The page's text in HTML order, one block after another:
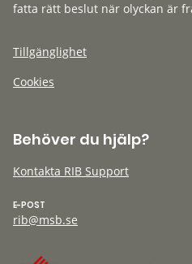
fatta rätt beslut när olyckan är
Tillgänglighet
Cookies
Behöver du hjälp?
Kontakta RIB Support
E-POST
rib@msb.se